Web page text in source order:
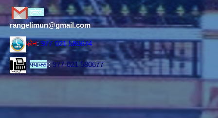
इमेल:
rangelimun@gmail.com
फोन:977-021 580674
फ्याक्स:977-021 580677